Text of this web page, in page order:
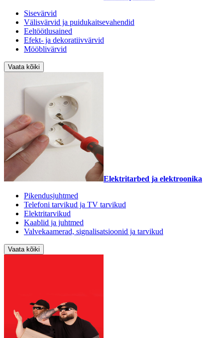
Sisevärvid
Välisvärvid ja puidukaitsevahendid
Eeltöötlusained
Efekt- ja dekoratiivvärvid
Mööblivärvid
Vaata kõiki
Elektritarbed ja elektroonika
Pikendusjuhtmed
Telefoni tarvikud ja TV tarvikud
Elektritarvikud
Kaablid ja juhtmed
Valvekaamerad, signalisatsioonid ja tarvikud
Vaata kõiki